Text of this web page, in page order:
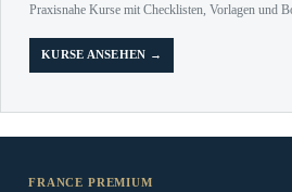
Praxisnahe Kurse mit Checklisten, Vorlagen und
KURSE ANSEHEN →
FRANCE PREMIUM